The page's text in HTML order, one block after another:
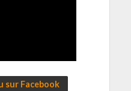
sur Facebook